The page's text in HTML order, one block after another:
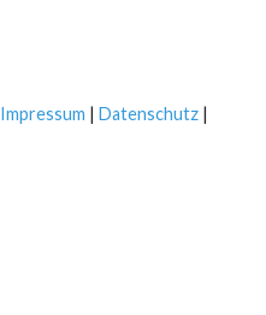
Impressum | Datenschutz |